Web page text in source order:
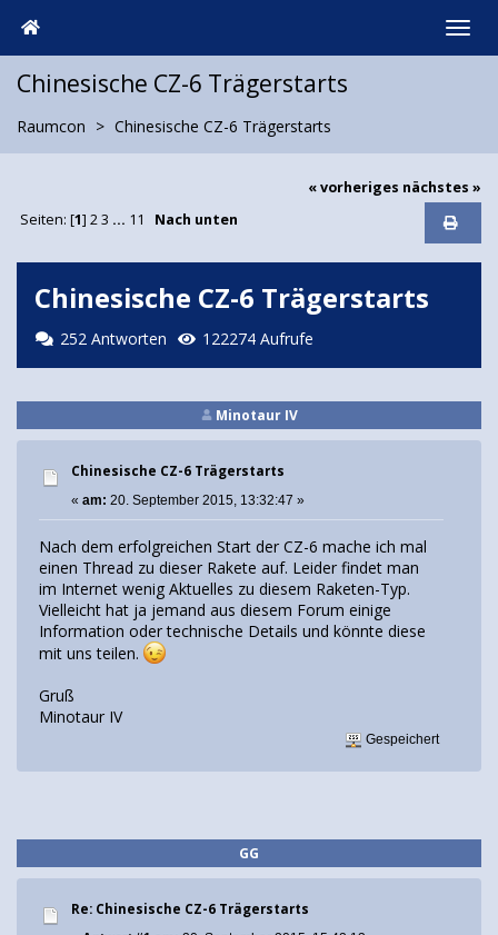
Chinesische CZ-6 Trägerstarts
Raumcon Chinesische CZ-6 Trägerstarts
« vorheriges nächstes »
Seiten: [1] 2 3 ... 11 Nach unten
Chinesische CZ-6 Trägerstarts
252 Antworten 122274 Aufrufe
Minotaur IV
Chinesische CZ-6 Trägerstarts
« am: 20. September 2015, 13:32:47 »
Nach dem erfolgreichen Start der CZ-6 mache ich mal
einen Thread zu dieser Rakete auf. Leider findet man
im Internet wenig Aktuelles zu diesem Raketen-Typ.
Vielleicht hat ja jemand aus diesem Forum einige
Information oder technische Details und könnte diese
mit uns teilen.
Gruß
Minotaur IV
Gespeichert
GG
Re: Chinesische CZ-6 Trägerstarts